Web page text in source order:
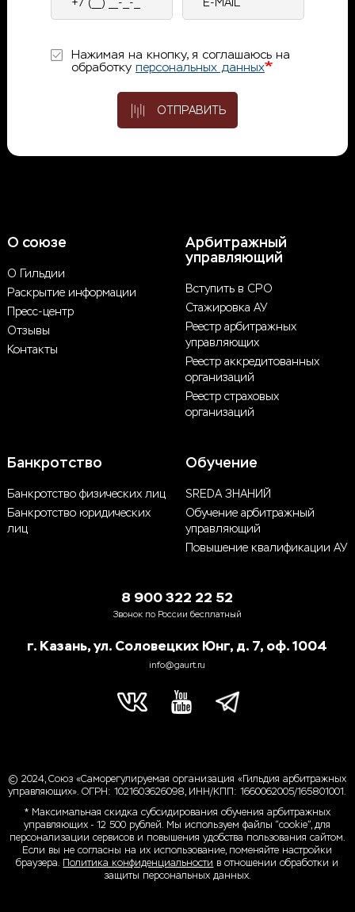
телефон
mail
Нажимая на кнопку, я соглашаюсь на
обработку персональных данных
ОТПРАВИТЬ
О союзе
О Гильдии
Раскрытие информации
Пресс-центр
Отзывы
Контакты
Арбитражный
управляющий
Вступить в СРО
Стажировка АУ
Реестр арбитражных
управляющих
Реестр аккредитованных
организаций
Реестр страховых
организаций
Банкротство
Банкротство физических лиц
Банкротство юридических
лиц
Обучение
SREDA ЗНАНИЙ
Обучение арбитражный
управляющий
Повышение квалификации АУ
8 900 322 22 52
Звонок по России бесплатный
г. Казань, ул. Соловецких Юнг, д. 7, оф. 1004
info@gaurt.ru
© 2024, Союз «Саморегулируемая организация «Гильдия арбитражных
управляющих». ОГРН: 1021603626098, ИНН/КПП: 1660062005/165801001.
* Максимальная скидка субсидирования обучения арбитражных
управляющих - 12 500 рублей. Мы используем файлы “cookie”, для
персонализации сервисов и повышения удобства пользования сайтом.
Если вы не согласны на их использование, поменяйте настройки
браузера. Политика конфиденциальности в отношении обработки и
защиты персональных данных.